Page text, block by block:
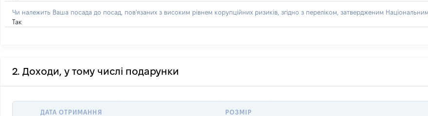
Чи належить Ваша посада до посад, пов'язаних з високим рівнем корупційних ризиків, згідно з переліком, затвердженим
Так
2. Доходи, у тому числі подарунки
ДАТА ОТРИМАННЯ
РОЗМІР